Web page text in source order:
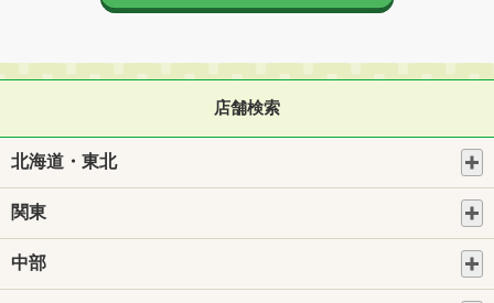
店舗検索
北海道・東北
関東
中部